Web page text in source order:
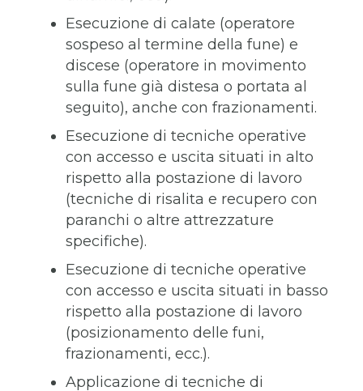
Esecuzione di calate (operatore
sospeso al termine della fune) e
discese (operatore in movimento
sulla fune già distesa o portata al
seguito), anche con frazionamenti.
Esecuzione di tecniche operative
con accesso e uscita situati in alto
rispetto alla postazione di lavoro
(tecniche di risalita e recupero con
paranchi o altre attrezzature
specifiche).
Esecuzione di tecniche operative
con accesso e uscita situati in basso
rispetto alla postazione di lavoro
(posizionamento delle funi,
frazionamenti, ecc.).
Applicazione di tecniche di